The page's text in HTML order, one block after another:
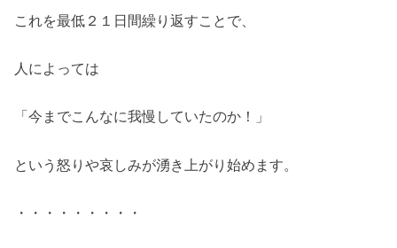
これを最低２１日間繰り返すことで、
人によっては
「今までこんなに我慢していたのか！」
という怒りや哀しみが湧き上がり始めます。
・・・・・・・・・